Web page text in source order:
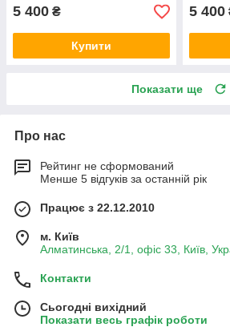
5 400 ₴
Купити
5 400
Показати ще
Про нас
Рейтинг не сформований
Менше 5 відгуків за останній рік
Працює з 22.12.2010
м. Київ
Алматинська, 2/1, офіс 33, Київ,
Контакти
Сьогодні вихідний
Показати весь графік роботи